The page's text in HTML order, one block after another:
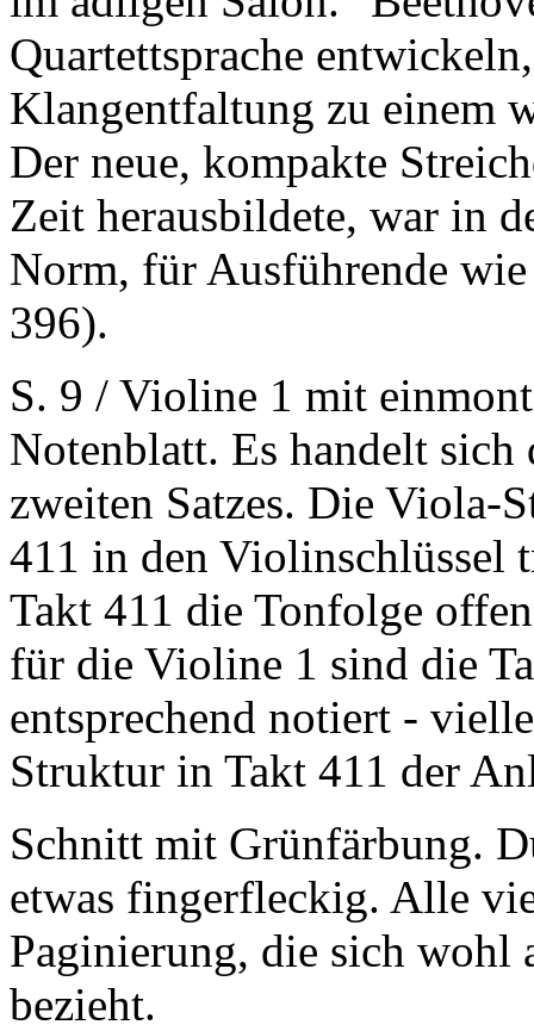
Quartettsprache
Klangentfaltung zu einem
Der neue, kompakte
Zeit herausbildete, war in
Norm, für Ausführende
396).
S. 9 / Violine 1 mit
Notenblatt. Es handelt sich
zweiten Satzes. Die Viola-
411 in den Violinschlüssel
Takt 411 die Tonfolge
für die Violine 1 sind die
entsprechend notiert -
Struktur in Takt 411 der
Schnitt mit Grünfärbung.
etwas fingerfleckig. Alle
Paginierung, die sich wohl
bezieht.